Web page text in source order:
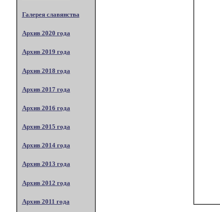
Галерея славянства
Архив 2020 года
Архив 2019 года
Архив 2018 года
Архив 2017 года
Архив 2016 года
Архив 2015 года
Архив 2014 года
Архив 2013 года
Архив 2012 года
Архив 2011 года